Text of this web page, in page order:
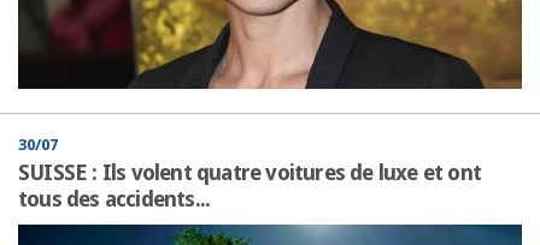
30/07
SUISSE : Ils volent quatre voitures de luxe et ont
tous des accidents...